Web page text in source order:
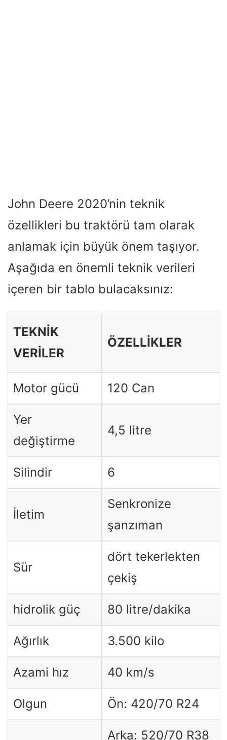
John Deere 2020’nin teknik
özellikleri bu traktörü tam olarak
anlamak için büyük önem taşıyor.
Aşağıda en önemli teknik verileri
içeren bir tablo bulacaksınız:
TEKNIK
VERILER
ÖZELLİKLER
Motor gücü 120 Can
Yer
değiştirme
4,5 litre
Silindir 6
İletim
Senkronize
şanzıman
Sür
dört tekerlekten
çekiş
hidrolik güç 80 litre/dakika
Ağırlık 3.500 kilo
Azami hız 40 km/s
Olgun Ön: 420/70 R24
Arka: 520/70 R38